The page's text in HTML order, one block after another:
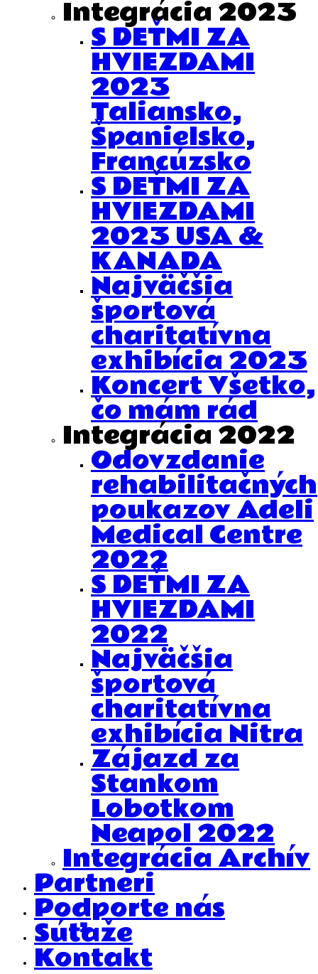
Integrácia 2023
S DEŤMI ZA
HVIEZDAMI
2023
Taliansko,
Španielsko,
Francúzsko
S DEŤMI ZA
HVIEZDAMI
2023 USA &
KANADA
Najväčšia
športová
charitatívna
exhibícia 2023
Koncert Všetko,
čo mám rád
Integrácia 2022
Odovzdanie
rehabilitačných
poukazov Adeli
Medical Centre
2022
S DEŤMI ZA
HVIEZDAMI
2022
Najväčšia
športová
charitatívna
exhibícia Nitra
Zájazd za
Stankom
Lobotkom
Neapol 2022
Integrácia Archív
Partneri
Podporte nás
Súťaže
Kontakt